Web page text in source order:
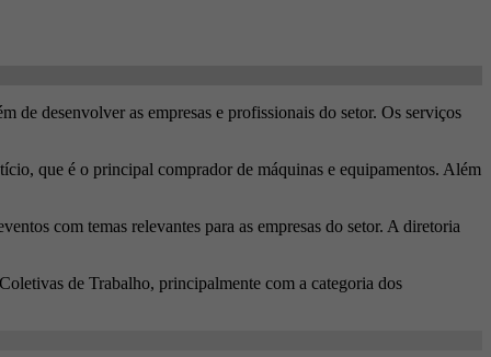
de desenvolver as empresas e profissionais do setor. Os serviços
que é o principal comprador de máquinas e equipamentos. Além
com temas relevantes para as empresas do setor. A diretoria
de Trabalho, principalmente com a categoria dos